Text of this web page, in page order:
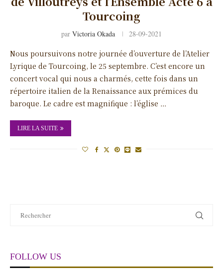
Tourcoing
par Victoria Okada 28-09-2021
Nous poursuivons notre journée d’ouverture de l’Atelier
Lyrique de Tourcoing, le 25 septembre. C’est encore un
concert vocal qui nous a charmés, cette fois dans un
répertoire italien de la Renaissance aux prémices du
baroque. Le cadre est magnifique : l’église …
LIRE LA SUITE
FOLLOW US